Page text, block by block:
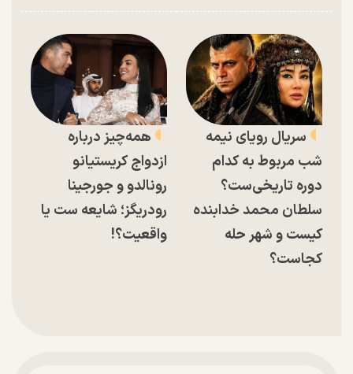
سریال رویای نیمه
شب مربوط به کدام
دوره تاریخی‌ست؟
سلطان محمد خدابنده
کیست و شهر حله
کجاست؟
همه‌چیز درباره
ازدواج کریستیانو
رونالدو و جورجینا
رودریگز؛ شایعه ست یا
واقعیت؟!